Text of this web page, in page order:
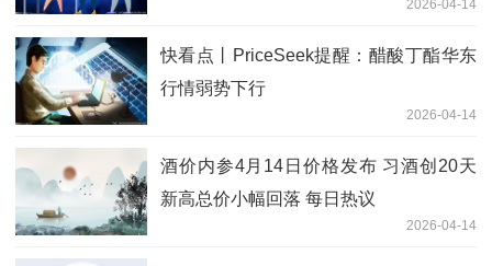
2026-04-14
快看点丨PriceSeek提醒：醋酸丁酯华东
行情弱势下行
2026-04-14
酒价内参4月14日价格发布 习酒创20天
新高总价小幅回落 每日热议
2026-04-14